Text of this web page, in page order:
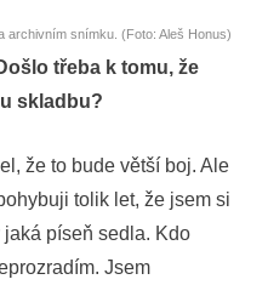
archivním snímku. (Foto: Aleš Honus)
třeba k tomu, že
skladbu?
že to bude větší boj. Ale
tolik let, že jsem si
píseň sedla. Kdo
Jsem